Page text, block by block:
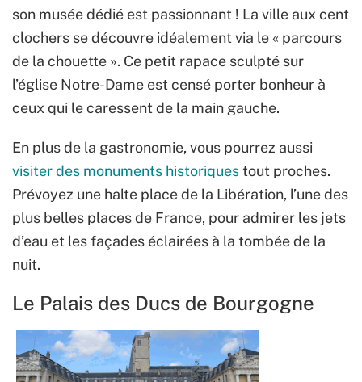
son musée dédié est passionnant ! La ville aux cent
clochers se découvre idéalement via le « parcours
de la chouette ». Ce petit rapace sculpté sur
l’église Notre-Dame est censé porter bonheur à
ceux qui le caressent de la main gauche.
En plus de la gastronomie, vous pourrez aussi
visiter des monuments historiquestout proches.
Prévoyez une halte place de la Libération, l’une des
plus belles places de France, pour admirer les jets
d’eau et les façades éclairées à la tombée de la
nuit.
Le Palais des Ducs de Bourgogne